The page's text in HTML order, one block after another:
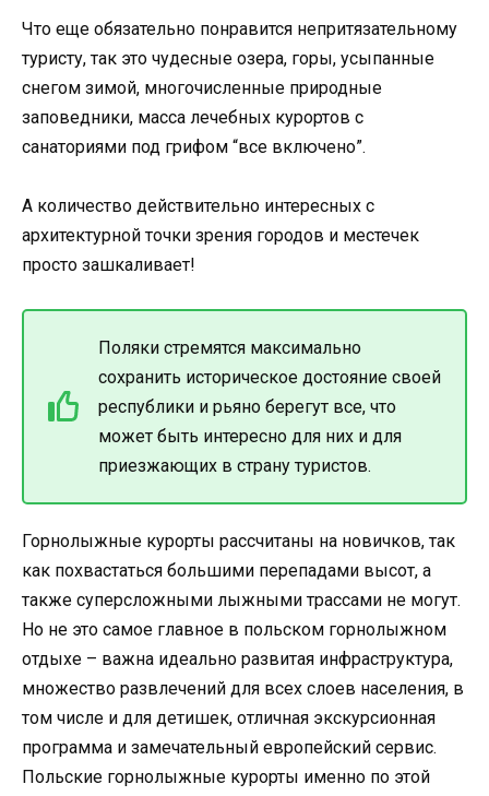
Что еще обязательно понравится непритязательному
туристу, так это чудесные озера, горы, усыпанные
снегом зимой, многочисленные природные
заповедники, масса лечебных курортов с
санаториями под грифом “все включено”.
А количество действительно интересных с
архитектурной точки зрения городов и местечек
просто зашкаливает!
Поляки стремятся максимально
сохранить историческое достояние своей
республики и рьяно берегут все, что
может быть интересно для них и для
приезжающих в страну туристов.
Горнолыжные курорты рассчитаны на новичков, так
как похвастаться большими перепадами высот, а
также суперсложными лыжными трассами не могут.
Но не это самое главное в польском горнолыжном
отдыхе – важна идеально развитая инфраструктура,
множество развлечений для всех слоев населения, в
том числе и для детишек, отличная экскурсионная
программа и замечательный европейский сервис.
Польские горнолыжные курорты именно по этой